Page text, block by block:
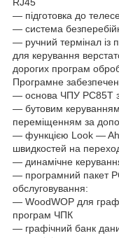
RJ45
— підготовка до
— система
— ручний термінал із
для керування
дорогих програм
Програмне
— основа ЧПУ РС85Т
— бутовим
переміщенням за
— функцією Look —
швидкостей на
— динамічне
— програмний пакет
обслуговування:
— WoodWOP для
програм ЧПК
— графічний банк